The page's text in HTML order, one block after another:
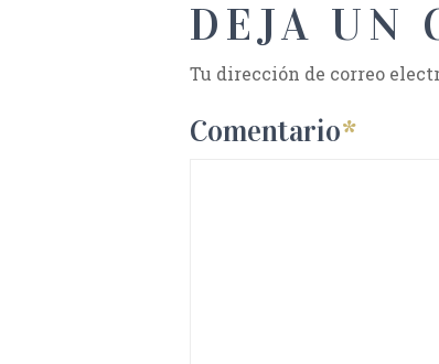
DEJA UN
Tu dirección de correo
Comentario*